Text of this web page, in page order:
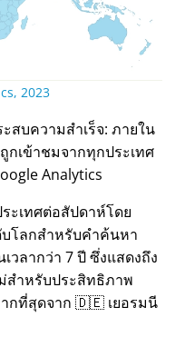
2023
สบความสำเร็จ: ภายใน
กเข้าชมจากทุกประเทศ
Analytics
ะเทศต่อสัปดาห์โดย
บโลกสำหรับคำค้นหา
เวลากว่า 7 ปี ซึ่งแสดงถึง
สำหรับประสิทธิภาพ
ากที่สุดจาก 🇩🇪 เยอรมนี